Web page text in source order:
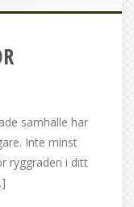
samhälle har
Inte minst
ryggraden i ditt